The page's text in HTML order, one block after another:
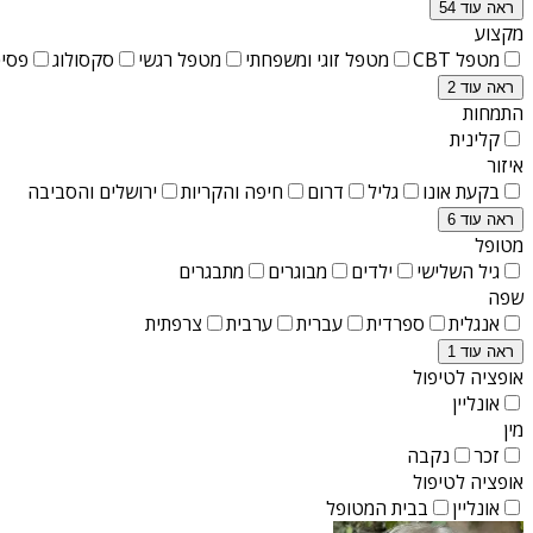
ראה עוד 54
מקצוע
מטפל CBT
מטפל זוגי ומשפחתי מטפל רגשי סקסולוג
ראה עוד 2
התמחות
קלינית
איזור
בקעת אונו
גליל דרום חיפה והקריות ירושלים והסביבה
ראה עוד 6
מטופל
גיל השלישי
ילדים מבוגרים
מתבגרים
שפה
אנגלית
ספרדית עברית ערבית צרפתית
ראה עוד 1
אופציה לטיפול
אונליין
מין
זכר
נקבה
אופציה לטיפול
אונליין
בבית המטופל